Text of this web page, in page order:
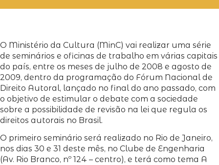
O Ministério da Cultura (MinC) vai realizar uma série
de seminários e oficinas de trabalho em várias capitais
do país, entre os meses de julho de 2008 e agosto de
2009, dentro da programação do Fórum Nacional de
Direito Autoral, lançado no final do ano passado, com
o objetivo de estimular o debate com a sociedade
sobre a possibilidade de revisão na lei que regula os
direitos autorais no Brasil.
O primeiro seminário será realizado no Rio de Janeiro,
nos dias 30 e 31 deste mês, no Clube de Engenharia
(Av. Rio Branco, nº 124 – centro), e terá como tema A